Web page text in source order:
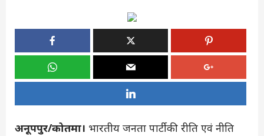
अनूपपुर/कोतमा। भारतीय जनता पार्टी की रीति एवं नीति